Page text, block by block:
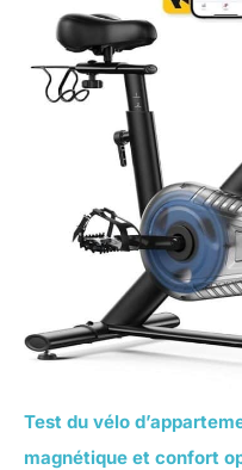
Test du vélo
magnétique et confort